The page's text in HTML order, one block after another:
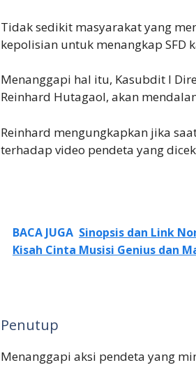
Tidak sedikit masyarakat yang
kepolisian untuk menangkap SFD
Menanggapi hal itu, Kasubdit I
Reinhard Hutagaol, akan
Reinhard mengungkapkan jika
terhadap video pendeta yang
BACA JUGA Sinopsis dan Link
Kisah Cinta Musisi Genius dan
Penutup
Menanggapi aksi pendeta yang